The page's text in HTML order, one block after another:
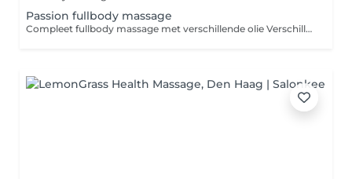
Passion fullbody massage
Compleet fullbody massage met verschillende olie Verschillende tech ieken We luister naar klanten wensen extra toe te passen.